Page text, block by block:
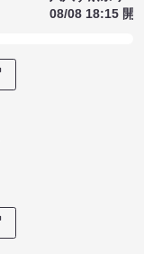
08/08 18:15 開